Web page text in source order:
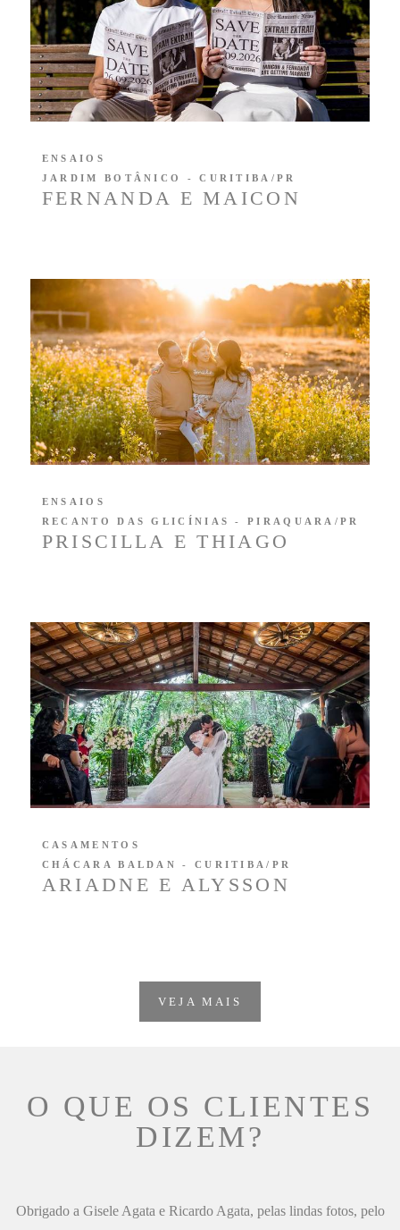
FERNANDA E MAICON
ENSAIOS
JARDIM BOTÂNICO - CURITIBA/PR
PRISCILLA E THIAGO
ENSAIOS
RECANTO DAS GLICÍNIAS - PIRAQUARA/PR
ARIADNE E ALYSSON
CASAMENTOS
CHÁCARA BALDAN - CURITIBA/PR
VEJA MAIS
O QUE OS CLIENTES
DIZEM?
Obrigado a Gisele Agata e Ricardo Agata, pelas lindas fotos, pelo